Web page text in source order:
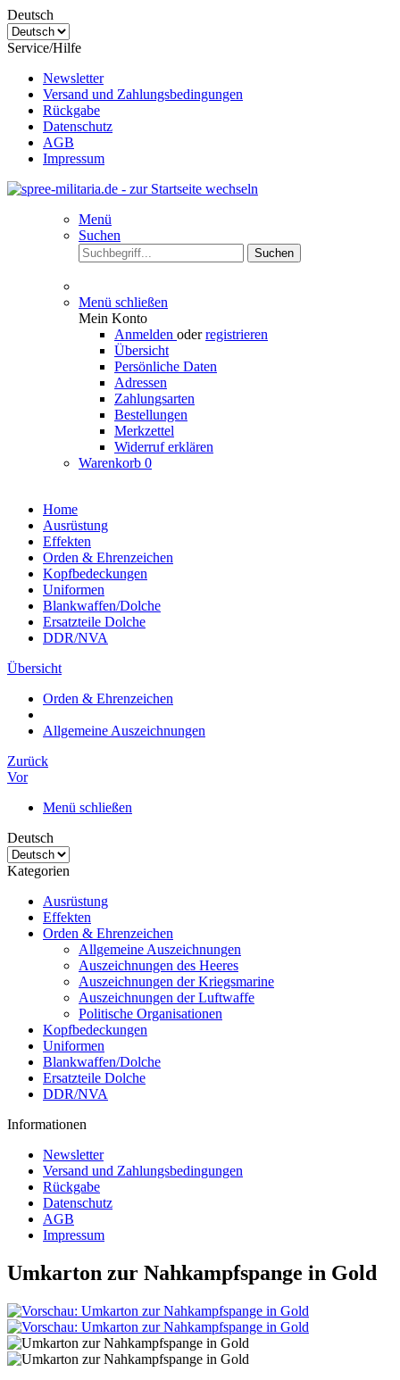
Deutsch
Service/Hilfe
Newsletter
Versand und Zahlungsbedingungen
Rückgabe
Datenschutz
AGB
Impressum
Menü
Suchen
Suchen
Menü schließen
Mein Konto
Anmelden oderregistrieren
Übersicht
Persönliche Daten
Adressen
Zahlungsarten
Bestellungen
Merkzettel
Widerruf erklären
Warenkorb 0
Home
Ausrüstung
Effekten
Orden & Ehrenzeichen
Kopfbedeckungen
Uniformen
Blankwaffen/Dolche
Ersatzteile Dolche
DDR/NVA
Übersicht
Orden & Ehrenzeichen
Allgemeine Auszeichnungen
Zurück
Vor
Menü schließen
Deutsch
Kategorien
Ausrüstung
Effekten
Orden & Ehrenzeichen
Allgemeine Auszeichnungen
Auszeichnungen des Heeres
Auszeichnungen der Kriegsmarine
Auszeichnungen der Luftwaffe
Politische Organisationen
Kopfbedeckungen
Uniformen
Blankwaffen/Dolche
Ersatzteile Dolche
DDR/NVA
Informationen
Newsletter
Versand und Zahlungsbedingungen
Rückgabe
Datenschutz
AGB
Impressum
Umkarton zur Nahkampfspange in Gold